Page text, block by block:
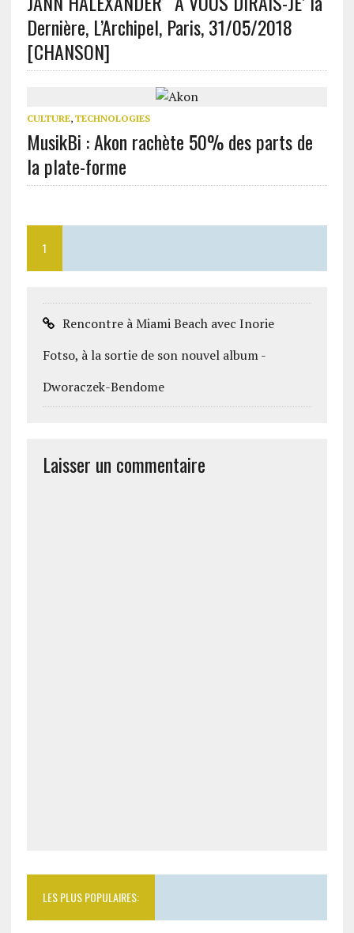
Dernière, L’Archipel, Paris, 31/05/2018
[CHANSON]
CULTURE, TECHNOLOGIES
MusikBi : Akon rachète 50% des parts de
la plate-forme
1
Rencontre à Miami Beach avec Inorie
Fotso, à la sortie de son nouvel album -
Dworaczek-Bendome
Laisser un commentaire
LES PLUS POPULAIRES: